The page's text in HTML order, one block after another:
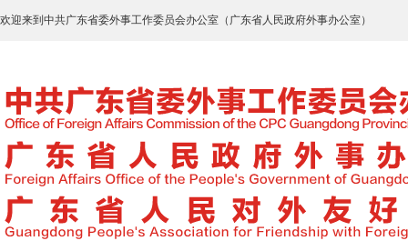
欢迎来到中共广东省委外事工作委员会办公室（广东省人民政府外事办公室）